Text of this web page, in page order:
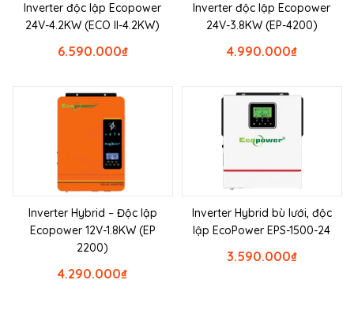
Inverter độc lập Ecopower
24V-4.2KW (ECO II-4.2KW)
₫
6.590.000
Inverter độc lập Ecopower
24V-3.8KW (EP-4200)
₫
4.990.000
Inverter Hybrid – Độc lập
Ecopower 12V-1.8KW (EP
2200)
₫
4.290.000
Inverter Hybrid bù lưới, độc
lập EcoPower EPS-1500-24
₫
3.590.000